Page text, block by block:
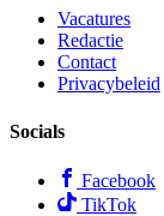
Vacatures
Redactie
Contact
Privacybeleid
Socials
Facebook
TikTok